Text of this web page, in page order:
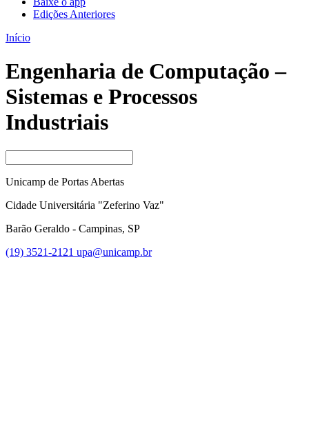
Edições Anteriores
Início
Engenharia de Computação –
Sistemas e Processos
Industriais
Unicamp de Portas Abertas
Cidade Universitária "Zeferino Vaz"
Barão Geraldo - Campinas, SP
(19) 3521-2121 upa@unicamp.br